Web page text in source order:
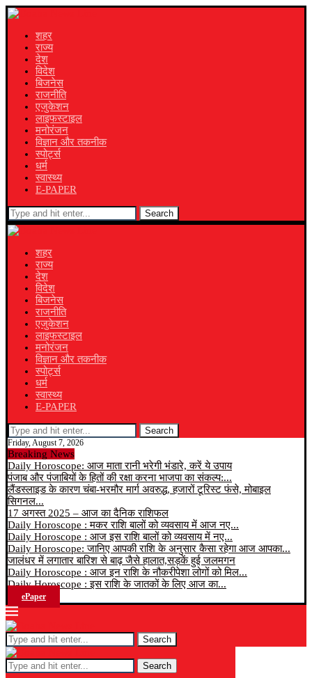
शहर
राज्य
देश
विदेश
बिजनेस
राजनीति
एजुकेशन
लाइफस्टाइल
मनोरंजन
विज्ञान और तकनीक
स्पोर्ट्स
धर्म
स्वास्थ्य
E-PAPER
Search
शहर
राज्य
देश
विदेश
बिजनेस
राजनीति
एजुकेशन
लाइफस्टाइल
मनोरंजन
विज्ञान और तकनीक
स्पोर्ट्स
धर्म
स्वास्थ्य
E-PAPER
Search
Friday, August 7, 2026
Breaking News
Daily Horoscope: आज माता रानी भरेगी भंडारे, करें ये उपाय
पंजाब और पंजाबियों के हितों की रक्षा करना भाजपा का संकल्प:...
लैंडस्लाइड के कारण चंबा-भरमौर मार्ग अवरुद्ध, हजारों टूरिस्ट फंसे, मोबाइल
सिगनल...
17 अगस्त 2025 – आज का दैनिक राशिफल
Daily Horoscope : मकर राशि बालों को व्यवसाय में आज नए...
Daily Horoscope : आज इस राशि बालों को व्यवसाय में नए...
Daily Horoscope: जानिए आपकी राशि के अनुसार कैसा रहेगा आज आपका...
जालंधर में लगातार बारिश से बाढ़ जैसे हालात,सड़कें हुई जलमगन
Daily Horoscope : आज इन राशि के नौकरीपेशा लोगों को मिल...
Daily Horoscope : इस राशि के जातकों के लिए आज का...
ePaper
Search
Search